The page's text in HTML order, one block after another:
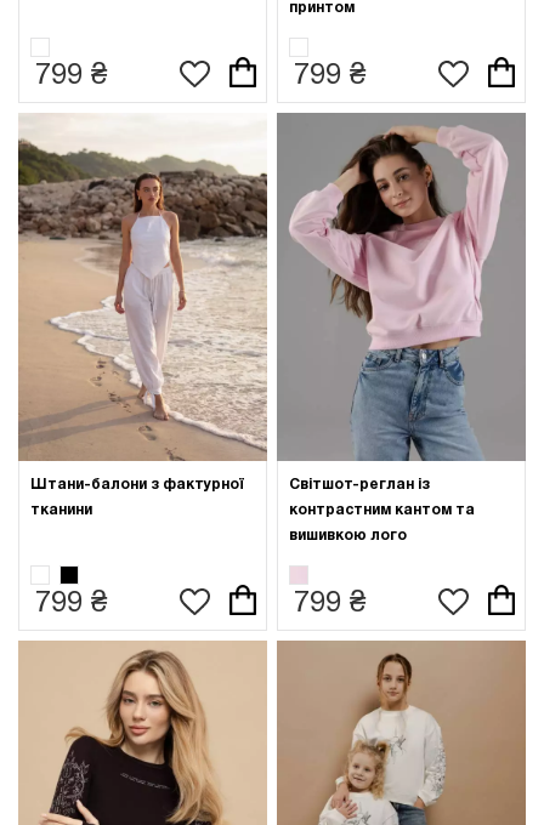
799 ₴
принтом
799 ₴
Штани-балони з фактурної
тканини
799 ₴
Світшот-реглан із
контрастним кантом та
вишивкою лого
799 ₴